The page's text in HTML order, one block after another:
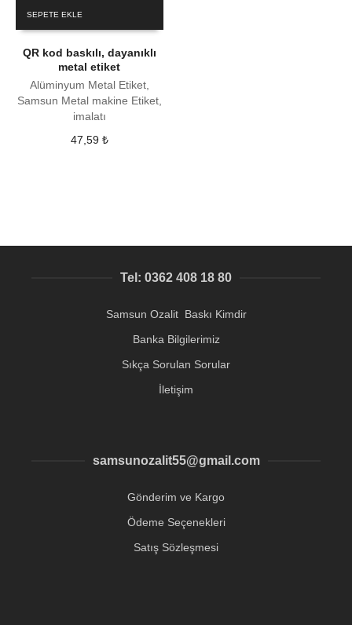
SEPETE EKLE
QR kod baskılı, dayanıklı
metal etiket
Alüminyum Metal Etiket,
Samsun Metal makine Etiket,
imalatı
47,59 ₺
Tel: 0362 408 18 80
Samsun Ozalit Baskı Kimdir
Banka Bilgilerimiz
Sıkça Sorulan Sorular
İletişim
samsunozalit55@gmail.com
Gönderim ve Kargo
Ödeme Seçenekleri
Satış Sözleşmesi